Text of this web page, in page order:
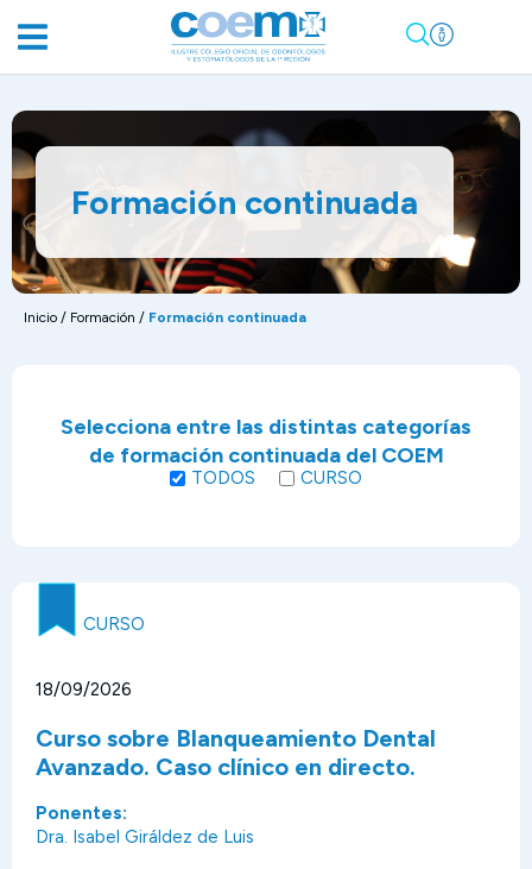
Formación continuada
Inicio / Formación / Formación continuada
Selecciona entre las distintas categorías
de formación continuada del COEM
TODOS CURSO
CURSO
18/09/2026
Curso sobre Blanqueamiento Dental
Avanzado. Caso clínico en directo.
Ponentes:
Dra. Isabel Giráldez de Luis